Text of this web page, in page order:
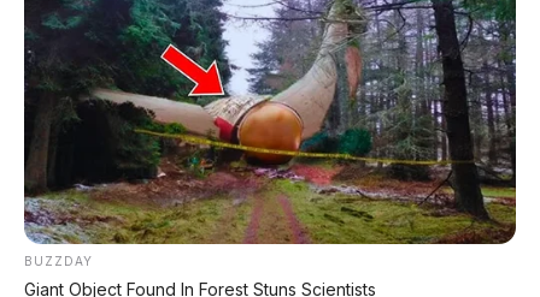
Leapmotor B01: Sedan Listrik Kompak 800V dengan
Range 670 Km
Huawei AITO M9: SUV Premium 903 HP dengan
Teknologi Huawei Full-Stack
Xpeng GX: SUV Full-Size Premium dengan AI Turing &
Range 1.585 Km
Tantang Land Cruiser!
BUZZDAY
Giant Object Found In Forest Stuns Scientists